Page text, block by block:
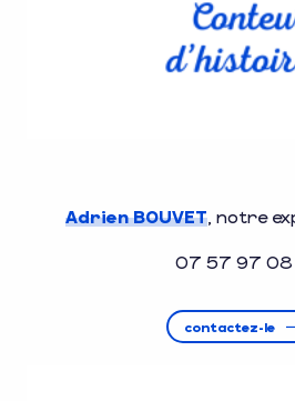
Adrien BOUVET , notre
07 57 97 08
contactez-le